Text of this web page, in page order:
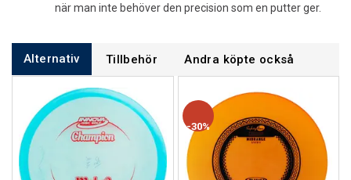
när man inte behöver den precision som en putter ger.
Alternativ Tillbehör Andra köpte också
30%